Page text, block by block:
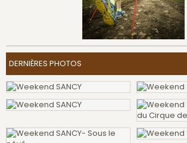
DERNIÈRES PHOTOS